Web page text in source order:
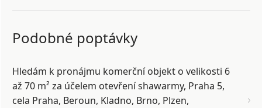
Podobné poptávky
Hledám k pronájmu komerční objekt o velikosti 6
až 70 m² za účelem otevření shawarmy, Praha 5,
cela Praha, Beroun, Kladno, Brno, Plzen,